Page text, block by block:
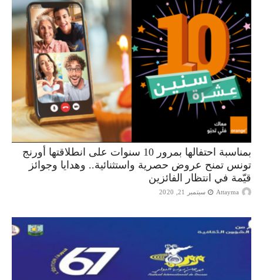
بمناسبة احتفالها بمرور 10 سنوات على انطلاقتها أورنج
تونس تمنح عروض حصرية واستثنائية.. وهدايا وجوائز
قيّمة في انتظار الفائزين
Attayma سبتمبر 21, 2020